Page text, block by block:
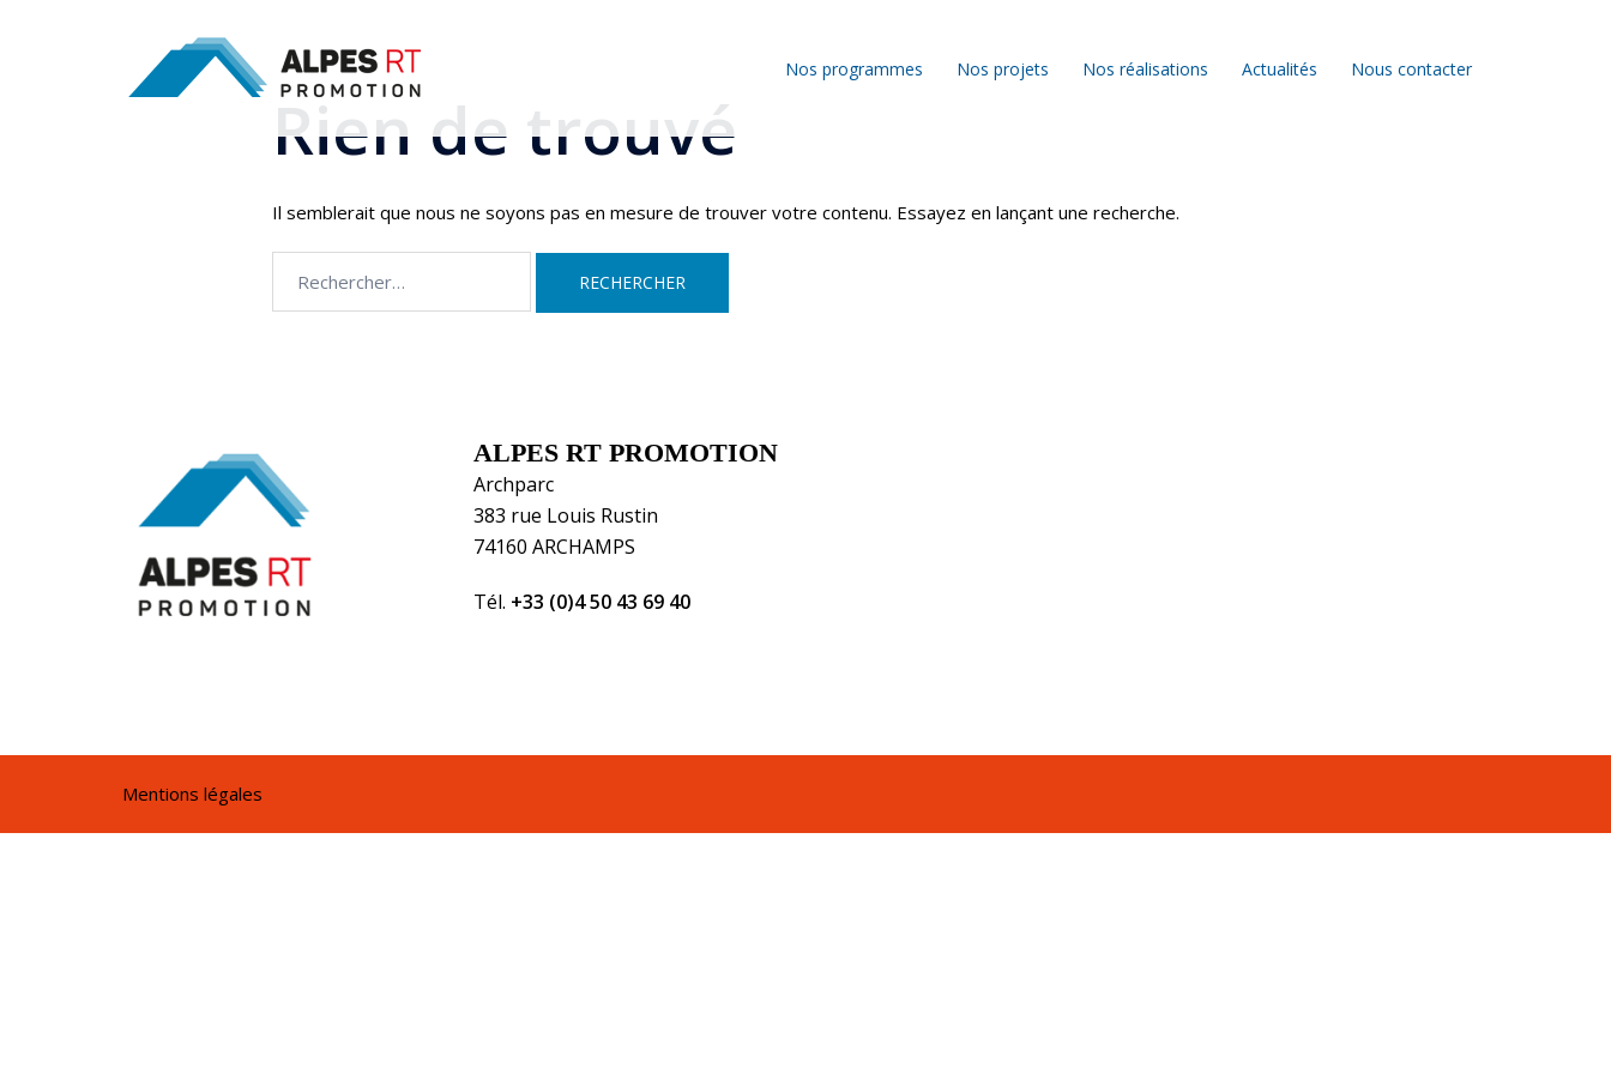
Nos programmes Nos projets Nos réalisations Actualités Nous contacter
Rien de trouvé
Il semblerait que nous ne soyons pas en mesure de trouver votre contenu. Essayez en lançant une recherche.
ALPES RT PROMOTION
Archparc
383 rue Louis Rustin
74160 ARCHAMPS
Tél. +33 (0)4 50 43 69 40
Mentions légales